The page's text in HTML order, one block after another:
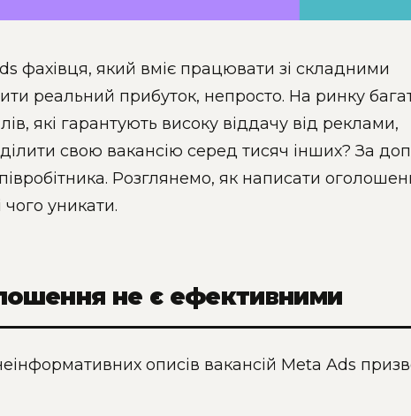
фахівця, який вміє працювати зі складними
реальний прибуток, непросто. На ринку
які гарантують високу віддачу від реклами,
свою вакансію серед тисяч інших? За
Розглянемо, як написати
уникати.
не є ефективними
описів вакансій Meta Ads